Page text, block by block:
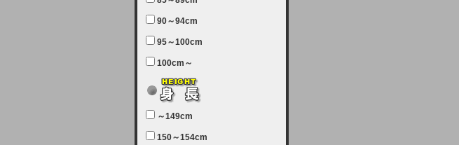
【サーバーメンテナンス実施につい
7月5日（土曜日）午前7：00から午
テナンスを実施します。ユーザー様
にはご迷惑をおかけしますがご理解
いただけます様、宜しくお願い致し
90～94cm
95～100cm
100cm～
～149cm
150～154cm